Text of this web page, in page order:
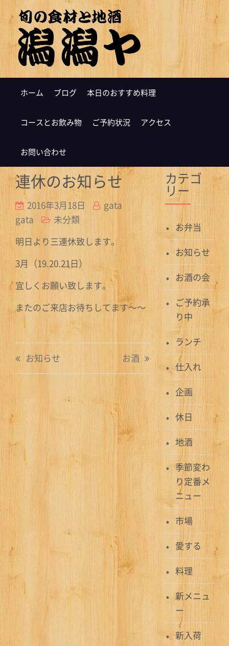
ホーム ブログ 本日のおすすめ料理
コースとお飲み物 ご予約状況 アクセス
お問い合わせ
連休のお知らせ
2016年3月18日
gata
gata
未分類
明日より三連休致します。
3月（19.20.21日）
宜しくお願い致します。
またのご来店お待ちしてます〜〜
投
稿
ー
お知らせ お酒
カテゴ
リー
お弁当
お知らせ
お酒の会
ご予約承
り中
ランチ
仕入れ
企画
休日
地酒
季節変わ
り定番メ
ニュー
市場
愛する
料理
新メニュ
ー
新入荷